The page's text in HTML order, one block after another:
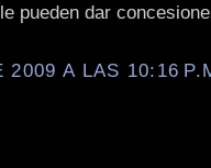
pueden dar
2009 A LAS 10:16